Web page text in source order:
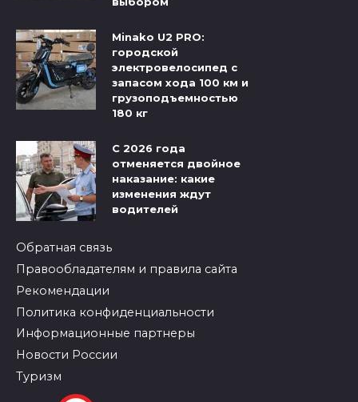
Minako U2 PRO:
городской
электровелосипед с
запасом хода 100 км и
грузоподъемностью
180 кг
С 2026 года
отменяется двойное
наказание: какие
изменения ждут
водителей
Обратная связь
Правообладателям и правила сайта
Рекомендации
Политика конфиденциальности
Информационные партнеры
Новости России
Туризм